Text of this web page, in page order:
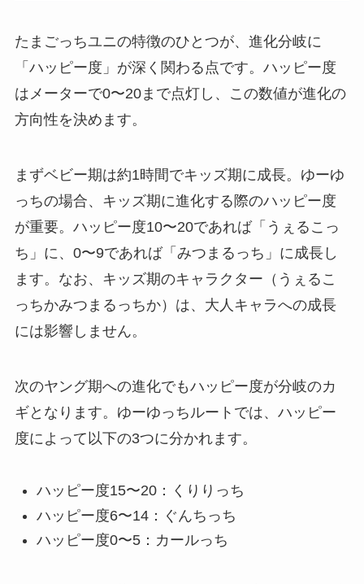
たまごっちユニの特徴のひとつが、進化分岐に
「ハッピー度」が深く関わる点です。ハッピー度
はメーターで0〜20まで点灯し、この数値が進化の
方向性を決めます。
まずベビー期は約1時間でキッズ期に成長。ゆーゆ
っちの場合、キッズ期に進化する際のハッピー度
が重要。ハッピー度10〜20であれば「うぇるこっ
ち」に、0〜9であれば「みつまるっち」に成長し
ます。なお、キッズ期のキャラクター（うぇるこ
っちかみつまるっちか）は、大人キャラへの成長
には影響しません。
次のヤング期への進化でもハッピー度が分岐のカ
ギとなります。ゆーゆっちルートでは、ハッピー
度によって以下の3つに分かれます。
ハッピー度15〜20：くりりっち
ハッピー度6〜14：ぐんちっち
ハッピー度0〜5：カールっち